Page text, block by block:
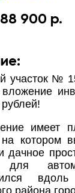
900 р.
участок №
имеет
котором
дачное
для
района